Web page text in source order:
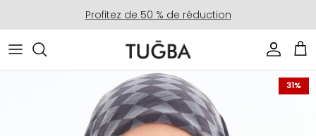
Profitez de 50 % de réduction
Compte
Passer aux informations produits
31%